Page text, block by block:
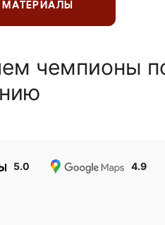
МАТЕРИАЛЫ
чемпионы
5.0 4.9